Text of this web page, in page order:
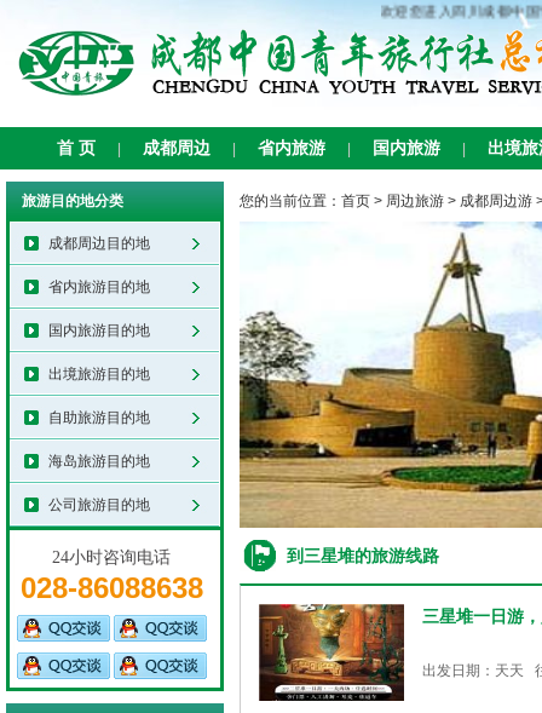
欢迎您进入四川成都中国
首 页 成都周边 省内旅游 国内旅游 出境旅
旅游目的地分类
成都周边目的地
省内旅游目的地
国内旅游目的地
出境旅游目的地
自助旅游目的地
海岛旅游目的地
公司旅游目的地
24小时咨询电话
028-86088638
您的当前位置： 首页 > 周边旅游 > 成都周边游
到三星堆的旅游线路
三星堆一日游
出发日期：天天